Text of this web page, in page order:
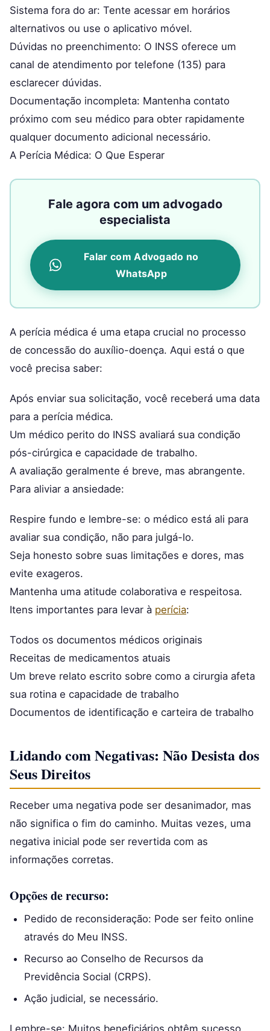
Sistema fora do ar: Tente acessar em horários
alternativos ou use o aplicativo móvel.
Dúvidas no preenchimento: O INSS oferece um
canal de atendimento por telefone (135) para
esclarecer dúvidas.
Documentação incompleta: Mantenha contato
próximo com seu médico para obter rapidamente
qualquer documento adicional necessário.
A Perícia Médica: O Que Esperar
Fale agora com um advogado
especialista
Falar com Advogado no
WhatsApp
A perícia médica é uma etapa crucial no processo
de concessão do auxílio-doença. Aqui está o que
você precisa saber:
Após enviar sua solicitação, você receberá uma data
para a perícia médica.
Um médico perito do INSS avaliará sua condição
pós-cirúrgica e capacidade de trabalho.
A avaliação geralmente é breve, mas abrangente.
Para aliviar a ansiedade:
Respire fundo e lembre-se: o médico está ali para
avaliar sua condição, não para julgá-lo.
Seja honesto sobre suas limitações e dores, mas
evite exageros.
Mantenha uma atitude colaborativa e respeitosa.
Itens importantes para levar à perícia:
Todos os documentos médicos originais
Receitas de medicamentos atuais
Um breve relato escrito sobre como a cirurgia afeta
sua rotina e capacidade de trabalho
Documentos de identificação e carteira de trabalho
Lidando com Negativas: Não Desista dos
Seus Direitos
Receber uma negativa pode ser desanimador, mas
não significa o fim do caminho. Muitas vezes, uma
negativa inicial pode ser revertida com as
informações corretas.
Opções de recurso:
Pedido de reconsideração: Pode ser feito online
através do Meu INSS.
Recurso ao Conselho de Recursos da
Previdência Social (CRPS).
Ação judicial, se necessário.
Lembre-se: Muitos beneficiários obtêm sucesso